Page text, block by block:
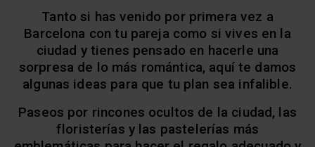
Tanto si has venido por primera vez a
Barcelona con tu pareja como si vives en la
ciudad y tienes pensado en hacerle una
sorpresa de lo más romántica, aquí te damos
algunas ideas para que tu plan sea infalible.
Paseos por rincones ocultos de la ciudad, las
floristerías y las pastelerías más